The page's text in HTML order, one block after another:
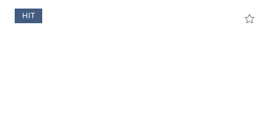
HIT